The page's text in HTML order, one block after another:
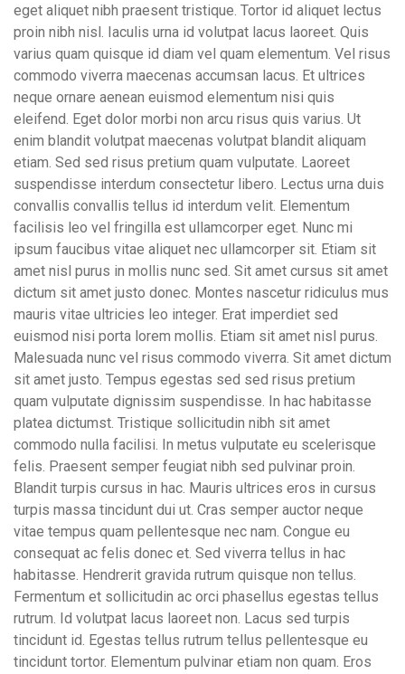
eget aliquet nibh praesent tristique. Tortor id aliquet lectus
proin nibh nisl. Iaculis urna id volutpat lacus laoreet. Quis
varius quam quisque id diam vel quam elementum. Vel risus
commodo viverra maecenas accumsan lacus. Et ultrices
neque ornare aenean euismod elementum nisi quis
eleifend. Eget dolor morbi non arcu risus quis varius. Ut
enim blandit volutpat maecenas volutpat blandit aliquam
etiam. Sed sed risus pretium quam vulputate. Laoreet
suspendisse interdum consectetur libero. Lectus urna duis
convallis convallis tellus id interdum velit. Elementum
facilisis leo vel fringilla est ullamcorper eget. Nunc mi
ipsum faucibus vitae aliquet nec ullamcorper sit. Etiam sit
amet nisl purus in mollis nunc sed. Sit amet cursus sit amet
dictum sit amet justo donec. Montes nascetur ridiculus mus
mauris vitae ultricies leo integer. Erat imperdiet sed
euismod nisi porta lorem mollis. Etiam sit amet nisl purus.
Malesuada nunc vel risus commodo viverra. Sit amet dictum
sit amet justo. Tempus egestas sed sed risus pretium
quam vulputate dignissim suspendisse. In hac habitasse
platea dictumst. Tristique sollicitudin nibh sit amet
commodo nulla facilisi. In metus vulputate eu scelerisque
felis. Praesent semper feugiat nibh sed pulvinar proin.
Blandit turpis cursus in hac. Mauris ultrices eros in cursus
turpis massa tincidunt dui ut. Cras semper auctor neque
vitae tempus quam pellentesque nec nam. Congue eu
consequat ac felis donec et. Sed viverra tellus in hac
habitasse. Hendrerit gravida rutrum quisque non tellus.
Fermentum et sollicitudin ac orci phasellus egestas tellus
rutrum. Id volutpat lacus laoreet non. Lacus sed turpis
tincidunt id. Egestas tellus rutrum tellus pellentesque eu
tincidunt tortor. Elementum pulvinar etiam non quam. Eros